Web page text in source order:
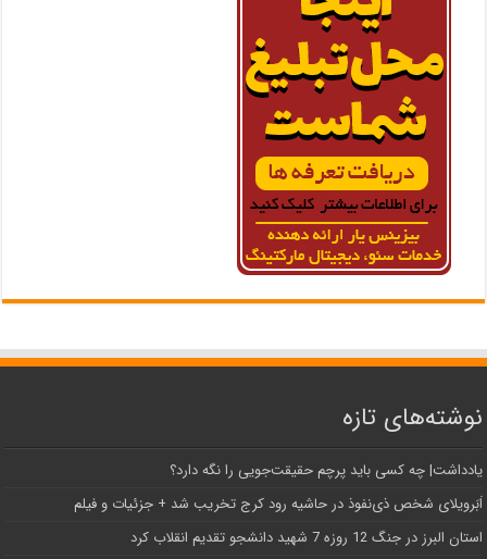
نوشته‌های تازه
یادداشت| ‌چه کسی باید پرچم حقیقت‌جویی را نگه دارد؟
اَبَر‌ویلای شخص ذی‌نفوذ در حاشیه‌ رود کرج تخریب شد + جزئیات و فیلم
استان البرز در جنگ 12 روزه 7 شهید دانشجو تقدیم انقلاب کرد